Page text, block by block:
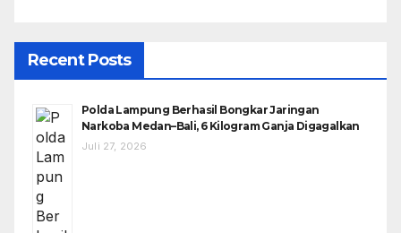
Recent Posts
Polda Lampung Berhasil Bongkar Jaringan
Narkoba Medan–Bali, 6 Kilogram Ganja Digagalkan
Juli 27, 2026